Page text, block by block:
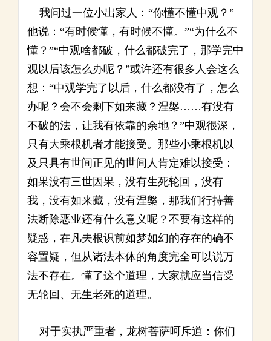
我问过一位小出家人：“你懂不懂中观？”
他说：“有时候懂，有时候不懂。”“为什么不
懂？”“中观啥都破，什么都破完了，那学完中
观以后该怎么办呢？”或许还有很多人会这么
想：“中观学完了以后，什么都没有了，怎么
办呢？会不会剩下如来藏？涅槃……有没有
不破的法，让我有依靠的余地？”中观很深，
只有大乘根机者才能接受。那些小乘根机以
及只具有世间正见的世间人肯定难以接受：
如果没有三世因果，没有生死轮回，没有
我，没有如来藏，没有涅槃，那我们行持善
法断除恶业还有什么意义呢？不要有这样的
疑惑，在凡夫根识前如梦如幻的存在的确不
容置疑，但从诸法本体的角度完全可以说万
法不存在。懂了这个道理，大家就应当信受
无轮回、无生老死的道理。
对于实执严重者，龙树菩萨呵斥道：你们